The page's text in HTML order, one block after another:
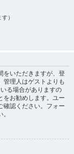
）
をいただきますが、登
管理人はゲストよりも
る場合がありますの
をお勧めします。ユー
確認ください。フォー